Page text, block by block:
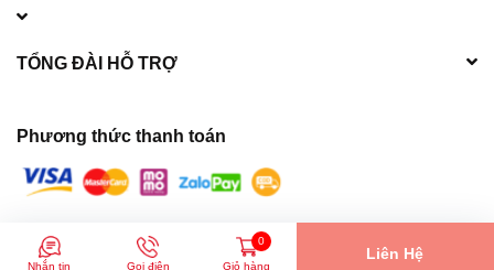
TỔNG ĐÀI HỖ TRỢ
Phương thức thanh toán
© Bản quyền thuộc về Máy móc xây dựng Hòa Phát
Sapo
Nhắn tin Gọi điện
0
Giỏ hàng
Liên Hệ